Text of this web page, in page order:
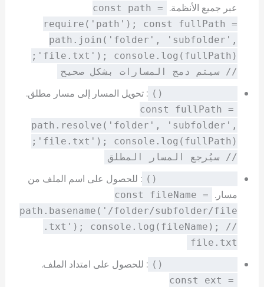
عبر جميع الأنظمة.
const path =
require('path'); const fullPath =
path.join('folder', 'subfolder',
'file.txt'); console.log(fullPath);
// سيتم دمج المسارات بشكل صحيح
: تحويل المسار إلى مسار مطلق.
const fullPath =
path.resolve('folder', 'subfolder',
'file.txt'); console.log(fullPath);
// سيُرجع المسار المطلق
: للحصول على اسم الملف من
مسار.
const fileName =
path.basename('/folder/subfolder/file
.txt'); console.log(fileName); //
file.txt
: للحصول على امتداد الملف.
const ext =